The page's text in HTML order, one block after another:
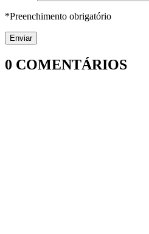
*Preenchimento obrigatório
0 COMENTÁRIOS